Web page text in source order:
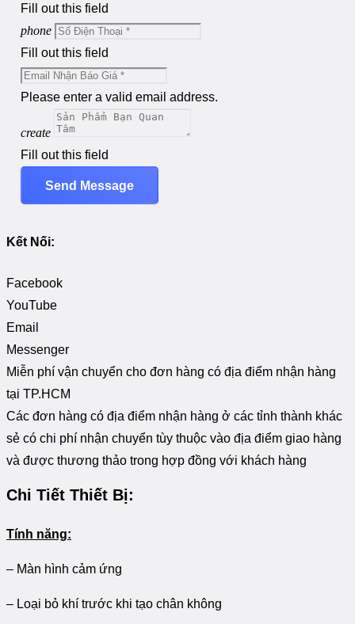
Fill out this field
phone
Fill out this field
Please enter a valid email address.
create
Fill out this field
Send Message
Kết Nối:
Facebook
YouTube
Email
Messenger
Miễn phí vận chuyển cho đơn hàng có địa điểm nhận hàng
tại TP.HCM
Các đơn hàng có địa điểm nhận hàng ở các tỉnh thành khác
sẻ có chi phí nhận chuyển tùy thuộc vào địa điểm giao hàng
và được thương thảo trong hợp đồng với khách hàng
Chi Tiết Thiết Bị:
Tính năng:
– Màn hình cảm ứng
– Loại bỏ khí trước khi tạo chân không